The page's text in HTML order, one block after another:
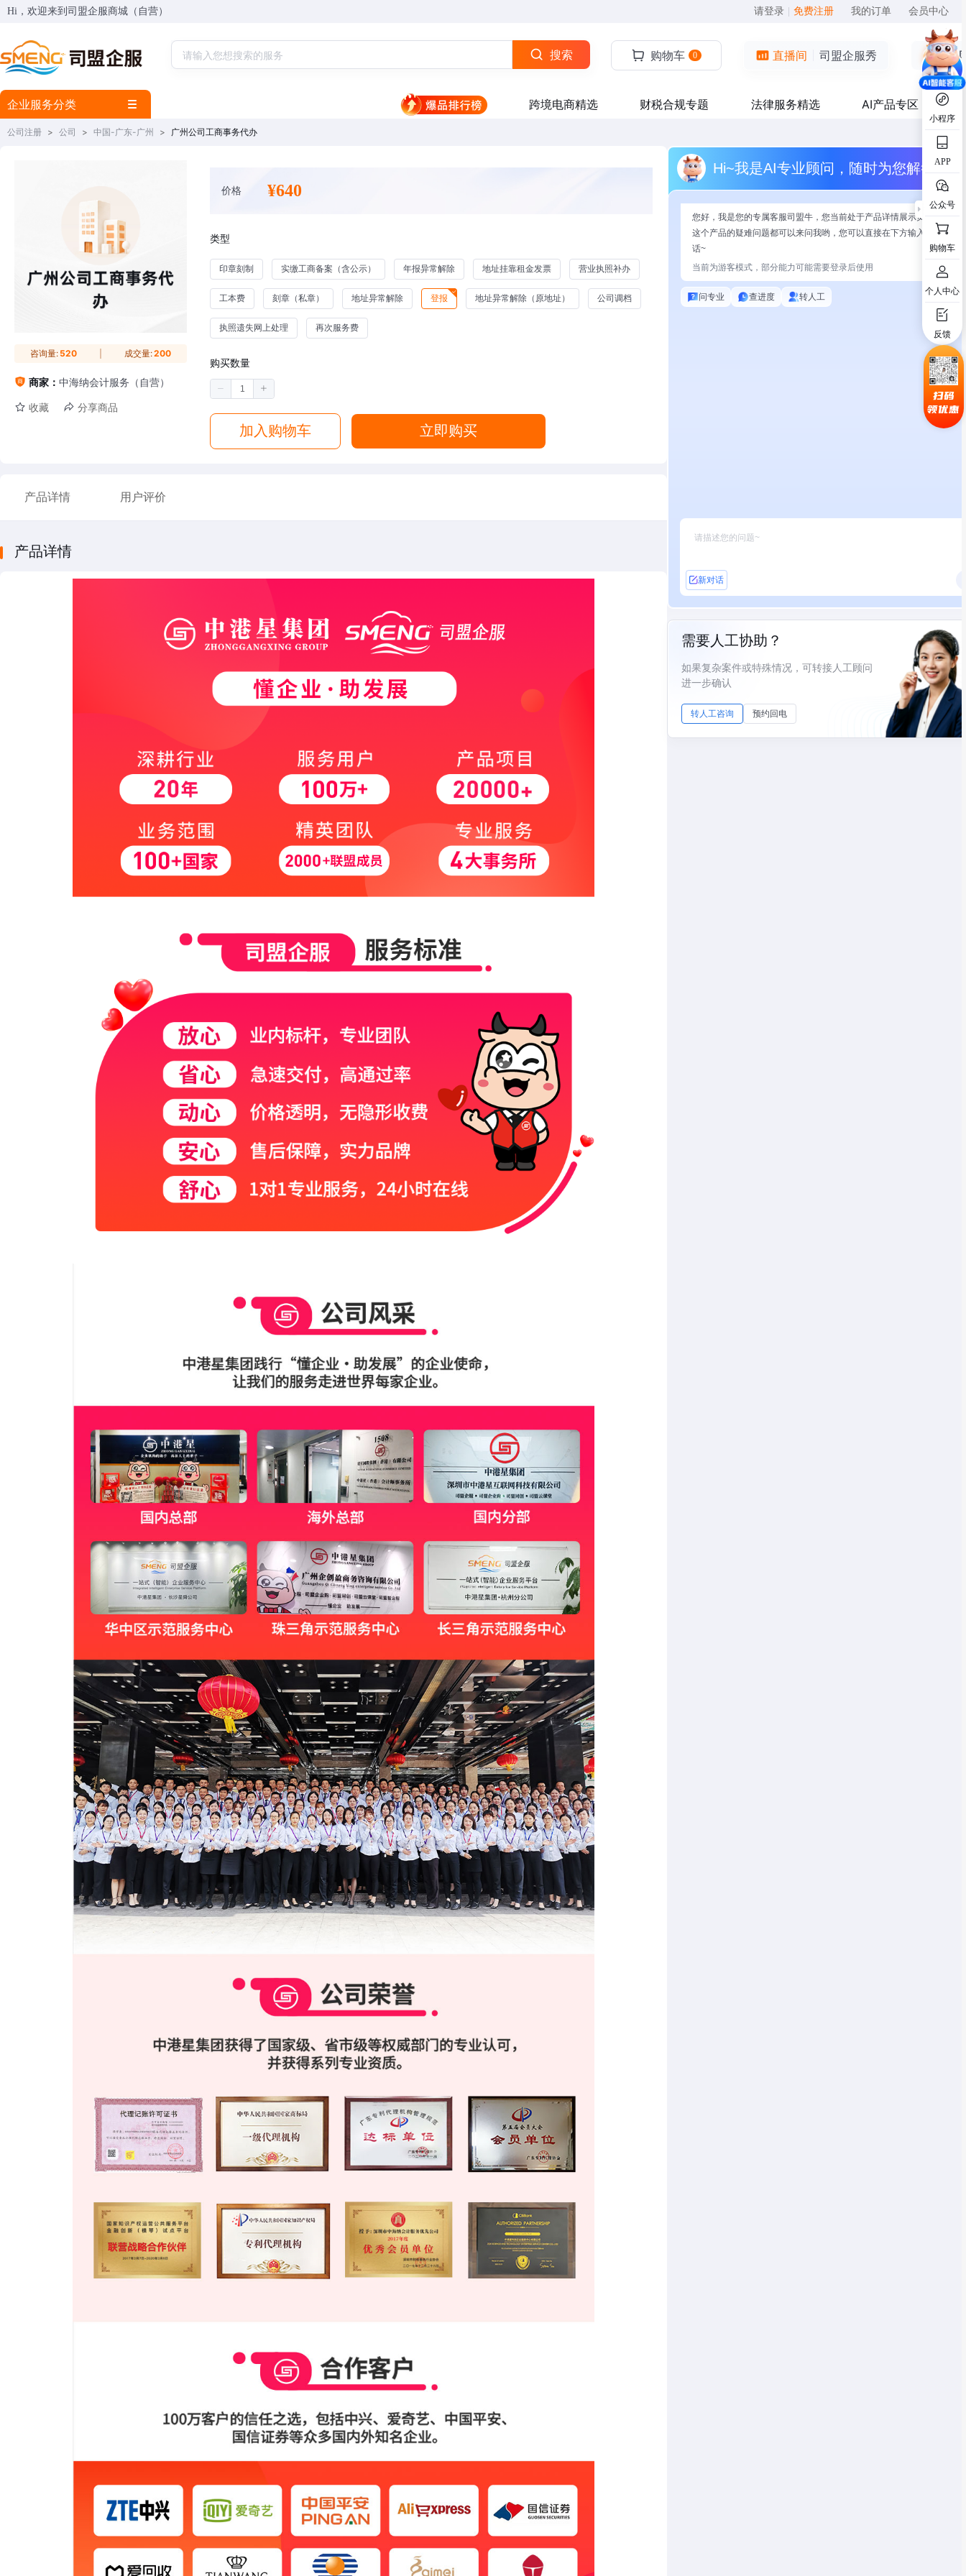
Hi，欢迎来到司盟企服商城（自营） 请登录 免费注册 我的订单 会员中心
小程序
APP
公众号
购物车
个人中心
反馈
扫码
领优惠
搜索 购物车 0 直播间 司盟企服秀
企业服务分类 跨境电商精选 财税合规专题 法律服务精选 AI产品专区
公司注册 > 公司 > 中国-广东-广州 > 广州公司工商事务代办
咨询量: 520 成交量:200
商家： 中海纳会计服务（自营）
收藏 分享商品
价格 ¥640
类型
印章刻制 实缴工商备案（含公示） 年报异常解除 地址挂靠租金发票 营业执照补办
工本费 刻章（私章） 地址异常解除 登报 地址异常解除（原地址） 公司调档
执照遗失网上处理 再次服务费
购买数量
加入购物车 立即购买
产品详情 用户评价
产品详情
Hi~我是AI专业顾问，随时为您解答
您好，我是您的专属客服司盟牛，您当前处于产品详情展示页面，有关
这个产品的疑难问题都可以来问我哟，您可以直接在下方输入问题开始
话~
当前为游客模式，部分能力可能需要登录后使用
问专业 查进度 转人工
新对话
需要人工协助？
如果复杂案件或特殊情况，可转接人工顾问
进一步确认
转人工咨询 预约回电